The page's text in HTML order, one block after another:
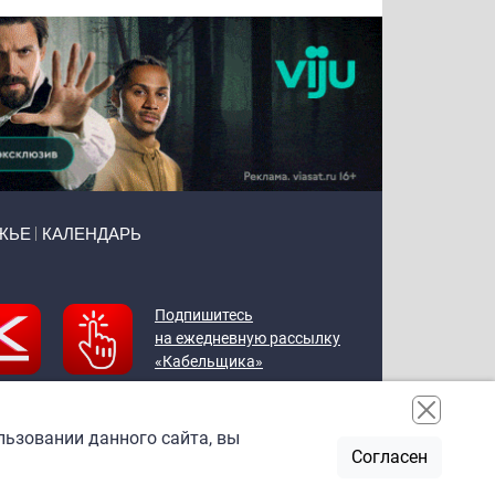
КАЛЕНДАРЬ
Подпишитесь
на ежедневную рассылку
«Кабельщика»
данного сайта, вы
Согласен